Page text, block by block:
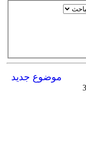
موضوع جدید